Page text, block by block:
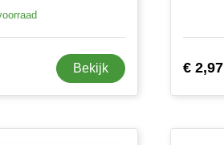
Bekijk € 2,97